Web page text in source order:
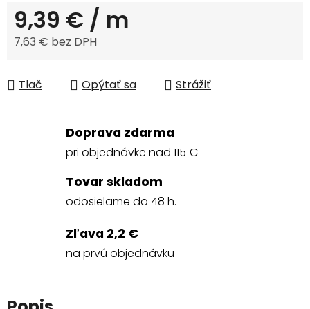
9,39 € / m
7,63 € bez DPH
Tlač
Opýtať sa Strážiť
Doprava zdarma
pri objednávke nad 115 €
Tovar skladom
odosielame do 48 h.
Zľava 2,2 €
na prvú objednávku